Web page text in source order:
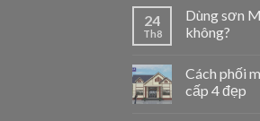
24
Th8
Dùng sơn
không?
Cách phối
cấp 4 đẹp